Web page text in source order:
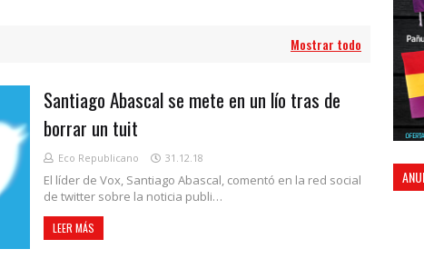
Mostrar todo
Santiago Abascal se mete en un lío tras de
borrar un tuit
Eco Republicano 31.12.18
El líder de Vox, Santiago Abascal, comentó en la red social
de twitter sobre la noticia publi…
LEER MÁS